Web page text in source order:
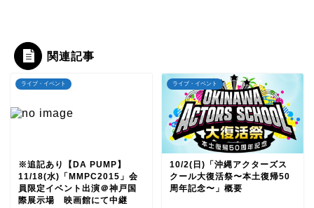
関連記事
ライブ・イベント
※追記あり【DA PUMP】
11/18(水)「MMPC2015」会
員限定イベント出演＠神戸国
際展示場 映画館にて中継
ライブ・イベント
10/2(日)「沖縄アクターズス
クール大復活祭〜本土復帰50
周年記念〜」概要